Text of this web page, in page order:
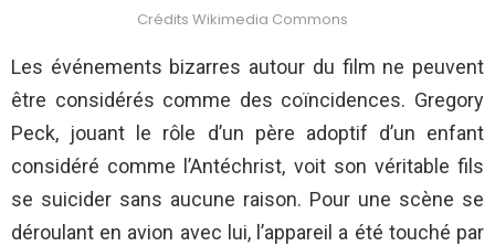
Crédits Wikimedia Commons
Les événements bizarres autour du film ne peuvent
être considérés comme des coïncidences. Gregory
Peck, jouant le rôle d’un père adoptif d’un enfant
considéré comme l’Antéchrist, voit son véritable fils
se suicider sans aucune raison. Pour une scène se
déroulant en avion avec lui, l’appareil a été touché par